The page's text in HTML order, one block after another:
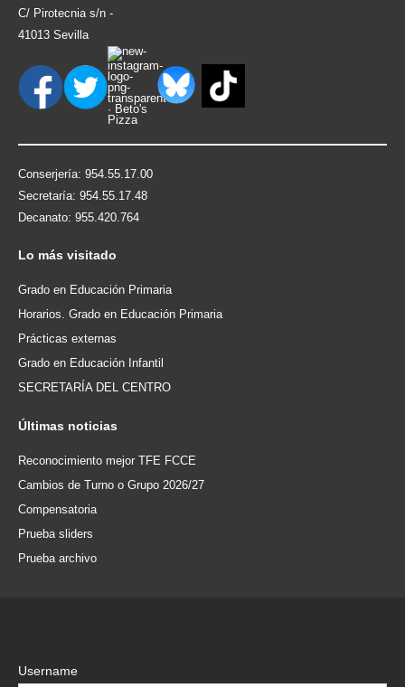
C/ Pirotecnia s/n -
41013 Sevilla
Conserjería: 954.55.17.00
Secretaría: 954.55.17.48
Decanato: 955.420.764
Lo más visitado
Grado en Educación Primaria
Horarios. Grado en Educación Primaria
Prácticas externas
Grado en Educación Infantil
SECRETARÍA DEL CENTRO
Últimas noticias
Reconocimiento mejor TFE FCCE
Cambios de Turno o Grupo 2026/27
Compensatoria
Prueba sliders
Prueba archivo
Username